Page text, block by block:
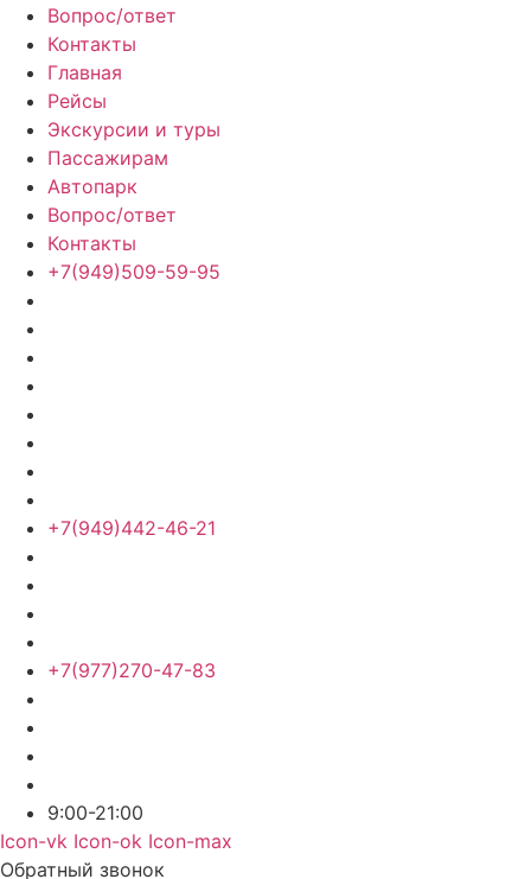
Вопрос/ответ
Контакты
Главная
Рейсы
Экскурсии и туры
Пассажирам
Автопарк
Вопрос/ответ
Контакты
+7(949)509-59-95
+7(949)442-46-21
+7(977)270-47-83
9:00-21:00
Icon-vk Icon-ok Icon-max
Обратный звонок